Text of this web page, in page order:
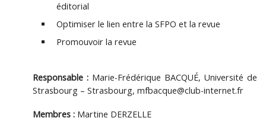
éditorial
Optimiser le lien entre la SFPO et la revue
Promouvoir la revue
Responsable : Marie-Frédérique BACQUÉ, Université de
Strasbourg – Strasbourg, mfbacque@club-internet.fr
Membres : Martine DERZELLE